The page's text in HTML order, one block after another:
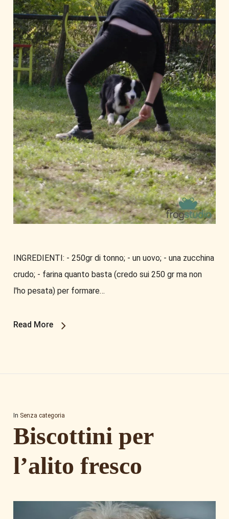
INGREDIENTI: - 250gr di tonno; - un uovo; - una zucchina
crudo; - farina quanto basta (credo sui 250 gr ma non
l'ho pesata) per formare…
Read More
In Senza categoria
Biscottini per
l’alito fresco